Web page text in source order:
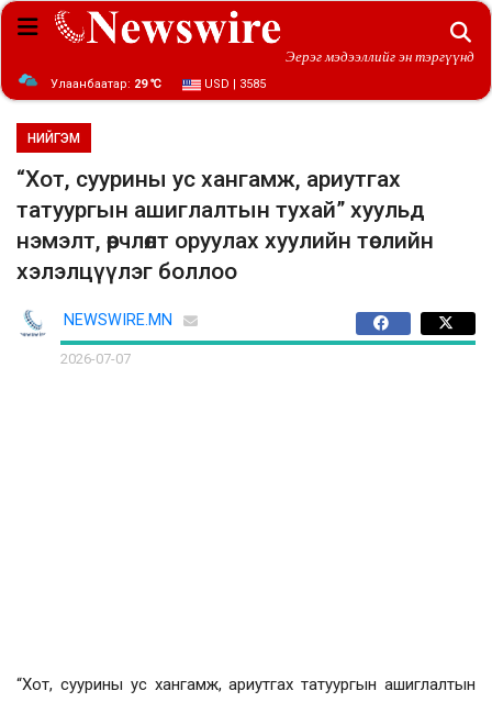
Эерэг мэдээллийг эн тэргүүнд
Улаанбаатар: 29 ℃ USD | 3585
НИЙГЭМ
“Хот, суурины ус хангамж, ариутгах
татуургын ашиглалтын тухай” хуульд
нэмэлт, өөрчлөлт оруулах хуулийн төслийн
хэлэлцүүлэг боллоо
NEWSWIRE.MN
2026-07-07
“Хот, суурины ус хангамж, ариутгах татуургын ашиглалтын